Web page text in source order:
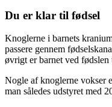
Du er klar til fødsel
Knoglerne i barnets
passere gennem
øvrigt er barnet ved
Nogle af knoglerne vokser
man således udstyret med